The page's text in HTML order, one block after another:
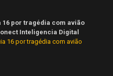
por tragédia com avião
Inteligencia Digital
16 por tragédia com avião